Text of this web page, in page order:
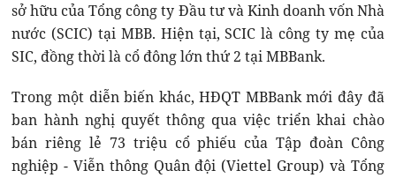
sở hữu của Tổng công ty Đầu tư và Kinh doanh vốn Nhà
nước (SCIC) tại MBB. Hiện tại, SCIC là công ty mẹ của
SIC, đồng thời là cổ đông lớn thứ 2 tại MBBank.
Trong một diễn biến khác, HĐQT MBBank mới đây đã
ban hành nghị quyết thông qua việc triển khai chào
bán riêng lẻ 73 triệu cổ phiếu của Tập đoàn Công
nghiệp - Viễn thông Quân đội (Viettel Group) và Tổng